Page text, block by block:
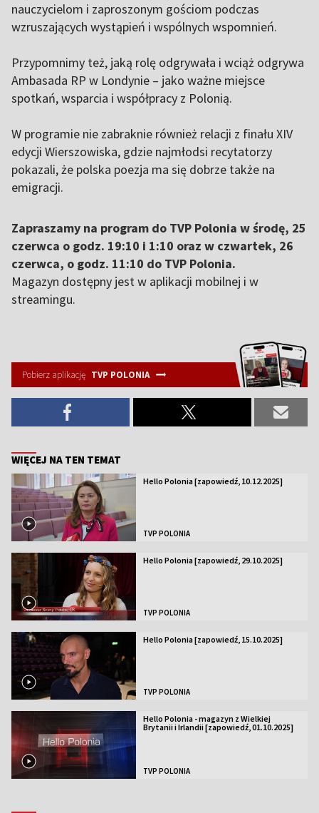
nauczycielom i zaproszonym gościom podczas
wzruszających wystąpień i wspólnych wspomnień.
Przypomnimy też, jaką rolę odgrywała i wciąż odgrywa
Ambasada RP w Londynie – jako ważne miejsce
spotkań, wsparcia i współpracy z Polonią.
W programie nie zabraknie również relacji z finału XIV
edycji Wierszowiska, gdzie najmłodsi recytatorzy
pokazali, że polska poezja ma się dobrze także na
emigracji.
Zapraszamy na program do TVP Polonia w środę, 25
czerwca o godz. 19:10 i 1:10 oraz w czwartek, 26
czerwca, o godz. 11:10 do TVP Polonia.
Magazyn dostępny jest w aplikacji mobilnej i w
streamingu.
Pobierz aplikację TVP POLONIA
WIĘCEJ NA TEN TEMAT
Hello Polonia [zapowiedź, 10.12.2025]
TVP POLONIA
Hello Polonia [zapowiedź, 29.10.2025]
TVP POLONIA
Hello Polonia [zapowiedź, 15.10.2025]
TVP POLONIA
Hello Polonia - magazyn z Wielkiej
Brytanii i Irlandii [zapowiedź, 01.10.2025]
TVP POLONIA